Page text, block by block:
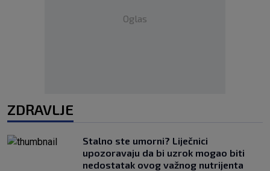
Oglas
ZDRAVLJE
Stalno ste umorni? Liječnici
upozoravaju da bi uzrok mogao biti
nedostatak ovog važnog nutrijenta